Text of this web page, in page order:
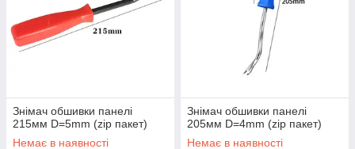
Знімач обшивки панелі
215мм D=5mm (zip пакет)
Немає в наявності
Знімач обшивки панелі
205мм D=4mm (zip пакет)
Немає в наявності